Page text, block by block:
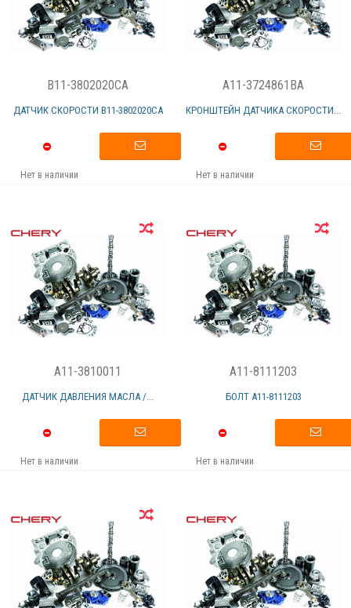
B11-3802020CA
ДАТЧИК СКОРОСТИ B11-3802020CА
Нет в наличии
A11-3724861BA
КРОНШТЕЙН ДАТЧИКА СКОРОСТИ...
Нет в наличии
A11-3810011
ДАТЧИК ДАВЛЕНИЯ МАСЛА /...
Нет в наличии
A11-8111203
БОЛТ А11-8111203
Нет в наличии